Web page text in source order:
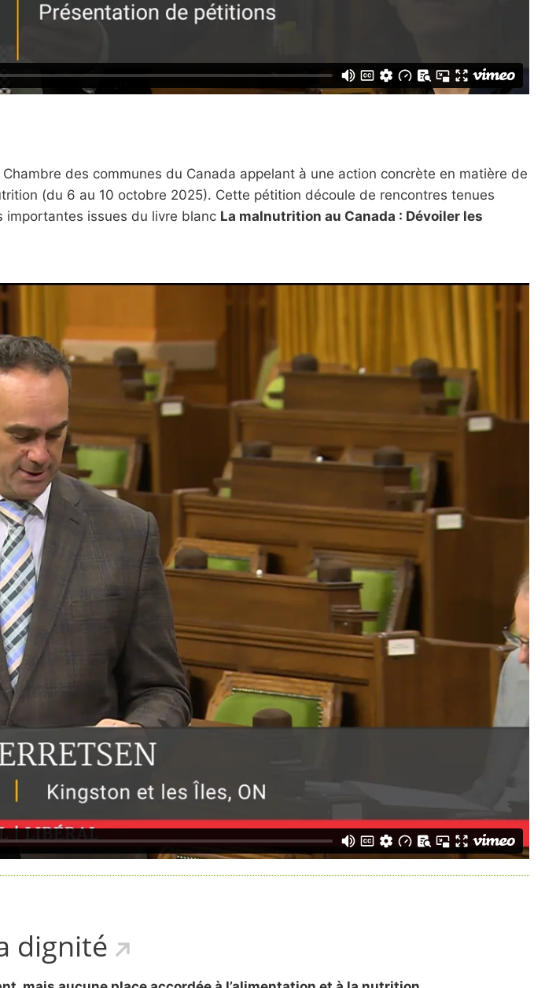
des communes du Canada appelant à une action concrète en matière de
(du 6 au 10 octobre 2025). Cette pétition découle de rencontres tenues
importantes issues du livre blanc La malnutrition au Canada : Dévoiler les
dignité